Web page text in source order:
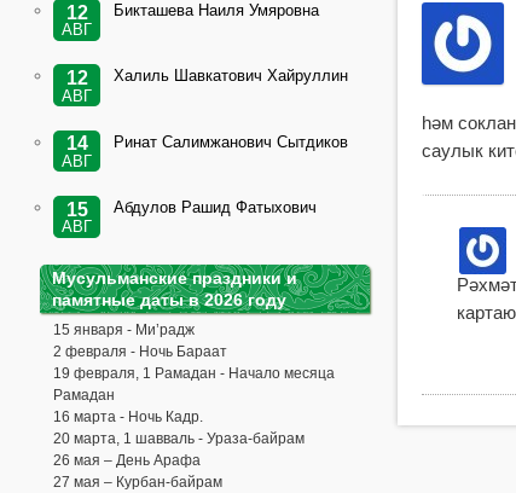
һәм
саулык
12
АВГ
Бикташева Наиля Умяровна
12
АВГ
Халиль Шавкатович Хайруллин
14
АВГ
Ринат Салимжанович Сытдиков
15
АВГ
Абдулов Рашид Фатыхович
Мусульманские праздники и
памятные даты в 2026 году
15 января - Ми’радж
2 февраля - Ночь Бараат
19 февраля, 1 Рамадан - Начало месяца
Рамадан
16 марта - Ночь Кадр.
20 марта, 1 шавваль - Ураза-байрам
26 мая – День Арафа
27 мая – Курбан-байрам